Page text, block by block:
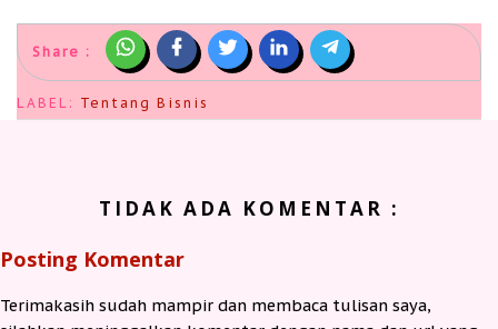
Share :
LABEL: Tentang Bisnis
TIDAK ADA KOMENTAR :
Posting Komentar
Terimakasih sudah mampir dan membaca tulisan saya,